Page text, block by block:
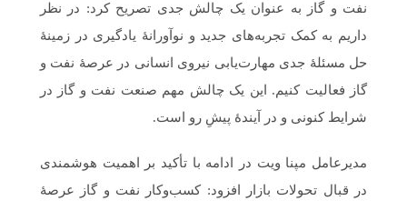
نفت و گاز به عنوان یک چالش جدی تصریح کرد: در نظر
داریم به کمک تجربه‌های جدید و نوآورانۀ یادگیری در زمینۀ
حل مسئلۀ جدی مهارت‌یابی نیروی انسانی در عرصۀ نفت و
گاز فعالیت کنیم. این یک چالش مهم صنعت نفت و گاز در
شرایط کنونی و در آیندۀ پیشِ رو است.
مدیرعامل مپنا ویت در ادامه با تأکید بر اهمیت هوشمندی
در قبال تحولات بازار افزود: کسب‌وکار نفت و گاز عرصۀ